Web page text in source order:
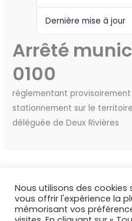
Dernière mise à jour
Arrêté
0100
réglementant
stationnement sur le
déléguée de Deux Rivières
Nous utilisons des cookies
vous offrir l'expérience la
mémorisant vos